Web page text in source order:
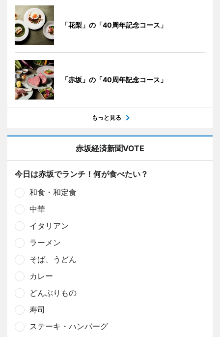
「花梨」の「40周年記念コース」
「赤坂」の「40周年記念コース」
もっと見る
赤坂経済新聞VOTE
今日は赤坂でランチ！何が食べたい？
和食・和定食
中華
イタリアン
ラーメン
そば、うどん
カレー
どんぶりもの
寿司
ステーキ・ハンバーグ